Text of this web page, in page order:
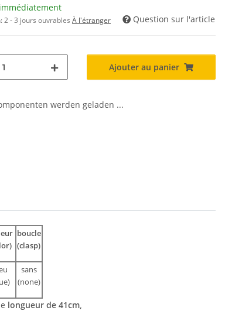
2 - 3 jours ouvrables À l'étranger Question sur l'article
Ajouter au panier
werden geladen ...
boucle
(clasp)
sans
(none)
longueur de 41cm,